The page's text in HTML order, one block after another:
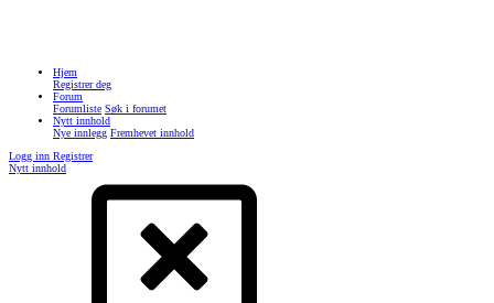
Hjem
Registrer deg
Forum
Forumliste Søk i forumet
Nytt innhold
Nye innlegg Fremhevet innhold
Logg inn Registrer
Nytt innhold